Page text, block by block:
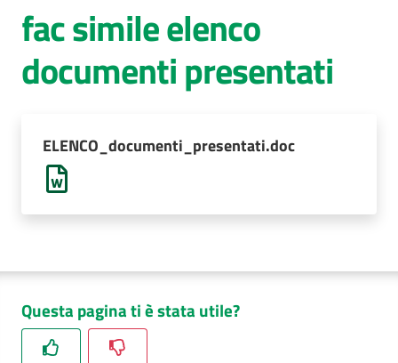
Luoghi di
cura
fac simile elenco
documenti presentati
ELENCO_documenti_presentati.doc
Questa pagina ti è stata utile?